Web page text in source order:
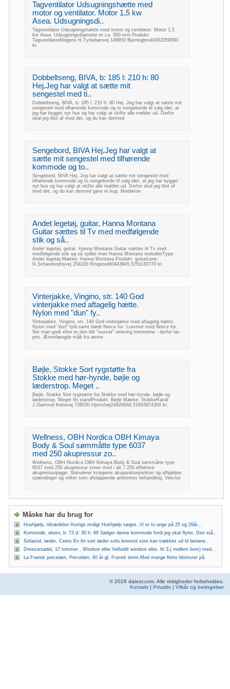
Tagventilator Udsugningshætte med
motor og ventilator. Motor 1,5 kw
Asea. Udsugningsdi..
Tagventilator Udsugningshætte med motor og ventilator. Motor 1,5
kw Asea. Udsugningsdiameter er ca. 300 mm.Produkt:
TagventilatorMogens H.Tyttebærvej 148850 Bjerringbro40452059500
kr.
Dobbeltseng, BIVA, b: 185 l: 210 h: 80
Hej.Jeg har valgt at sætte mit
sengestel med ti..
Dobbeltseng, BIVA, b: 185 l: 210 h: 80 Hej. Jeg har valgt at sætte mit
sengestel med tilhørende kommode og to sengeborde til salg idet, at
jeg har bygget nyt hus og har valgt at skifte alle møbler ud. Derfor
skal jeg blot af med det, og du kan dermed
Sengebord, BIVA Hej.Jeg har valgt at
sætte mit sengestel med tilhørende
kommode og to..
Sengebord, BIVA Hej. Jeg har valgt at sætte mit sengestel med
tilhørende kommode og to sengeborde til salg idet, at jeg har bygget
nyt hus og har valgt at skifte alle møbler ud. Derfor skal jeg blot af
med det, og du kan dermed gøre et kup. Møblerne
Andet legetøj, guitar, Hanna Montana
Guitar sættes til Tv med medfølgende
stik og så..
Andet legetøj, guitar, Hanna Montana Guitar sættes til Tv med
medfølgende stik og så spiller man Hanna Montana melodierType:
Andet legetøj Mærke: Hanna Montana Produkt: guitarLene
N.Schandorphsvej 254100 Ringsted40443845,5761130770 kr.
Vinterjakke, Vingino, str. 140 God
vinterjakke med aftagelig hætte.
Nylon med "dun" fy..
Vinterjakke, Vingino, str. 140 God vinterjakke med aftagelig hætte.
Nylon med "dun" fyld samt blødt fleece for. Lommer med fleece for.
Ser man godt efter er den lidt "nusset" omkring lommerne - derfor lav
pris. Ærmelængde målt fra ærme
Bøjle, Stokke Sort rygstøtte fra
Stokke med hør-hynde, bøjle og
læderstrop. Meget ..
Bøjle, Stokke Sort rygstøtte fra Stokke med hør-hynde, bøjle og
læderstrop. Meget fin standProdukt: Bøjle Mærke: StokkeRandi
J.Gammel Kirkevej 738530 Hjortshøj24826644,51603874300 kr.
Wellness, OBH Nordica OBH Kimaya
Body & Soul sømmåtte type 6037
med 250 akupressur zo..
Wellness, OBH Nordica OBH Kimaya Body & Soul sømmåtte type
6037 med 250 akupressur zoner med i alt 7.250 effektive
akupressurpigge. Stimulerer kroppens akupunkturpunkter og afhjælper
spændinger og virker som afslappende antistress behandling. Velcros
Måske har du brug for
Hushjælp, tiltrædelse Hurtigs muligt Hushjælp søges..Vi er to unge på 25 og 29år,..
Kommode, ahorn, b: 73 d: 30 h: 68 Sælger denne kommode fordi jeg skal flytte. Den stå..
Sofastol, læder, Ceers En fin sort læder sofa lenestol som kan trækkes ud til benene..
Dressursadel, 17 tommer , Windsor elite Velholdt windsor elite, fit 3,( mellem bom) med..
La Fransk porcelæn, Porcelæn, 60 år gl. Fransk terrin.Med mange flotte blomster på.
© 2026 datezr.com. Alle rettigheder forbeholdes.
Kontakt | Privatliv | Vilkår og betingelser